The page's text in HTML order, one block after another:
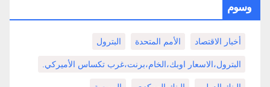
وسوم
أخبار الاقتصاد الأمم المتحدة البترول
البترول،الاسعار اوبك،الخام،برنت،غرب تكساس الأميركي.